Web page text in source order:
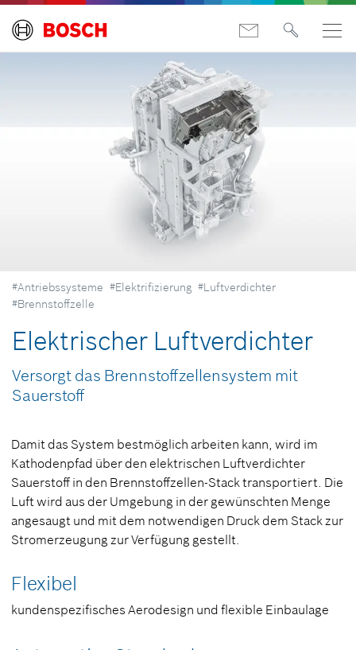
#Antriebssysteme #Elektrifizierung #Luftverdichter
#Brennstoffzelle
Elektrischer Luftverdichter
Versorgt das Brennstoffzellensystem mit
Sauerstoff
Damit das System bestmöglich arbeiten kann, wird im
Kathodenpfad über den elektrischen Luftverdichter
Sauerstoff in den Brennstoffzellen-Stack transportiert. Die
Luft wird aus der Umgebung in der gewünschten Menge
angesaugt und mit dem notwendigen Druck dem Stack zur
Stromerzeugung zur Verfügung gestellt.
Flexibel
kundenspezifisches Aerodesign und flexible Einbaulage